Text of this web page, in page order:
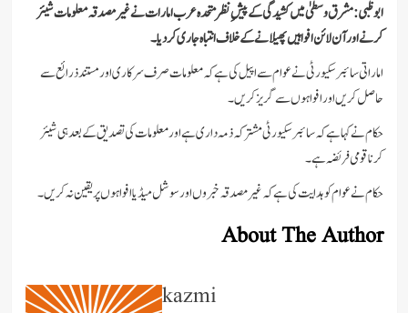
ابوظبی: مشرق وسطیٰ میں کشیدگی کے پیشِ نظر متحدہ عرب امارات نے غیر مصدقہ معلومات شیئر
کرنے اور آن لائن افواہیں پھیلانے کے خلاف انتباہ جاری کر دیا۔
اماراتی سائبر سکیورٹی نے عوام سے اپیل کی ہے کہ معلومات صرف سرکاری اور مستند ذرائع سے
حاصل کریں اور افواہوں سے گریز کریں۔
حکام نے کہا ہے کہ سائبر سکیورٹی مشترکہ ذمہ داری ہے اور معلومات کی تصدیق کے بعد ہی شیئر
کرنا قومی فریضہ ہے۔
حکام نے عوام کو ہدایت کی ہے کہ غیر مصدقہ خبروں اور سوشل میڈیا افواہوں پر یقین نہ کریں۔
About The Author
kazmi